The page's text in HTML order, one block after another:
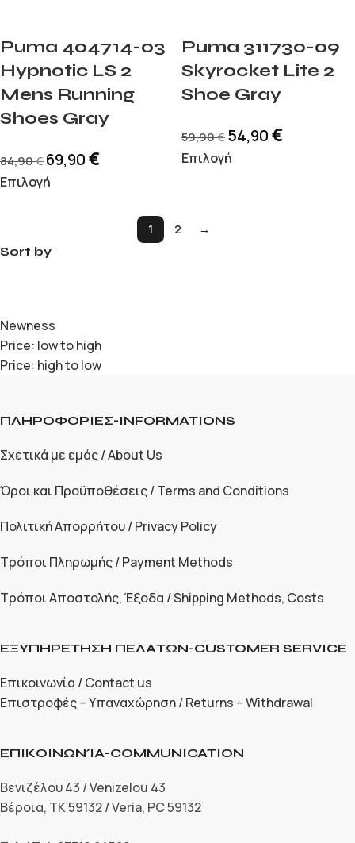
Puma 404714-03
Hypnotic LS 2
Mens Running
Shoes Gray
84,90€ 69,90€
Επιλογή
Puma 311730-09
Skyrocket Lite 2
Shoe Gray
59,90€ 54,90€
Επιλογή
1 2
→
Sort by
Newness
Price: low to high
Price: high to low
ΠΛΗΡΟΦΟΡΙΕΣ-INFORMATIONS
Σχετικά με εμάς / About Us
Όροι και Προϋποθέσεις / Terms and Conditions
Πολιτική Απορρήτου / Privacy Policy
Τρόποι Πληρωμής / Payment Methods
Τρόποι Αποστολής, Έξοδα / Shipping Methods, Costs
ΕΞΥΠΗΡΕΤΗΣΗ ΠΕΛΑΤΩΝ-CUSTOMER SERVICE
Επικοινωνία / Contact us
Επιστροφές – Υπαναχώρηση / Returns – Withdrawal
ΕΠΙΚΟΙΝΩΝΊΑ-COMMUNICATION
Βενιζέλου 43 / Venizelou 43
Βέροια, ΤΚ 59132 / Veria, PC 59132